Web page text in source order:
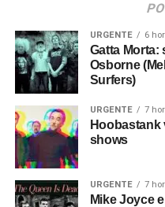
URGENTE 6
Gatta
Osborne
Surfers)
URGENTE 7
Hoobastank
shows
URGENTE 7
Mike Joyce